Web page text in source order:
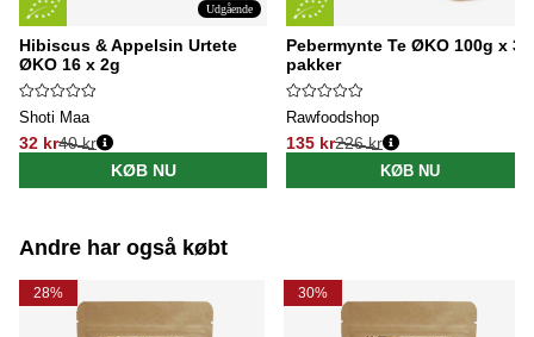
Udgående
Hibiscus & Appelsin Urtete
ØKO 16 x 2g
Shoti Maa
32 kr
Normalpris:
40 kr
KØB NU
Pebermynte Te ØKO 100g x 3
pakker
Rawfoodshop
135 kr
Normalpris:
226 kr
KØB NU
Andre har også købt
28% 30%